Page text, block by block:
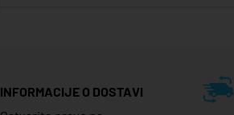
INFORMACIJE O DOSTAVI